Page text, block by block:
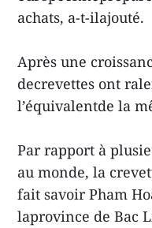
achats, a-t-ilajouté.
Après une
decrevettes ont
l’équivalentde la
Par rapport à
au monde, la
fait savoir Pham
laprovince de Bac